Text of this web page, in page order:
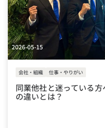
2026-05-15
会社・組織 仕事・やりがい
同業他社と迷っている
の違いとは？